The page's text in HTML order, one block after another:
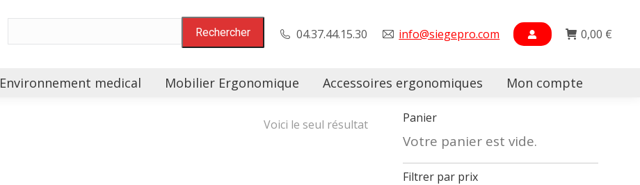
04.37.44.15.30 info@siegepro.com 0,00 €
Environnement medical Mobilier Ergonomique Accessoires ergonomiques Mon compte
Voici le seul résultat Panier
Votre panier est vide.
Filtrer par prix